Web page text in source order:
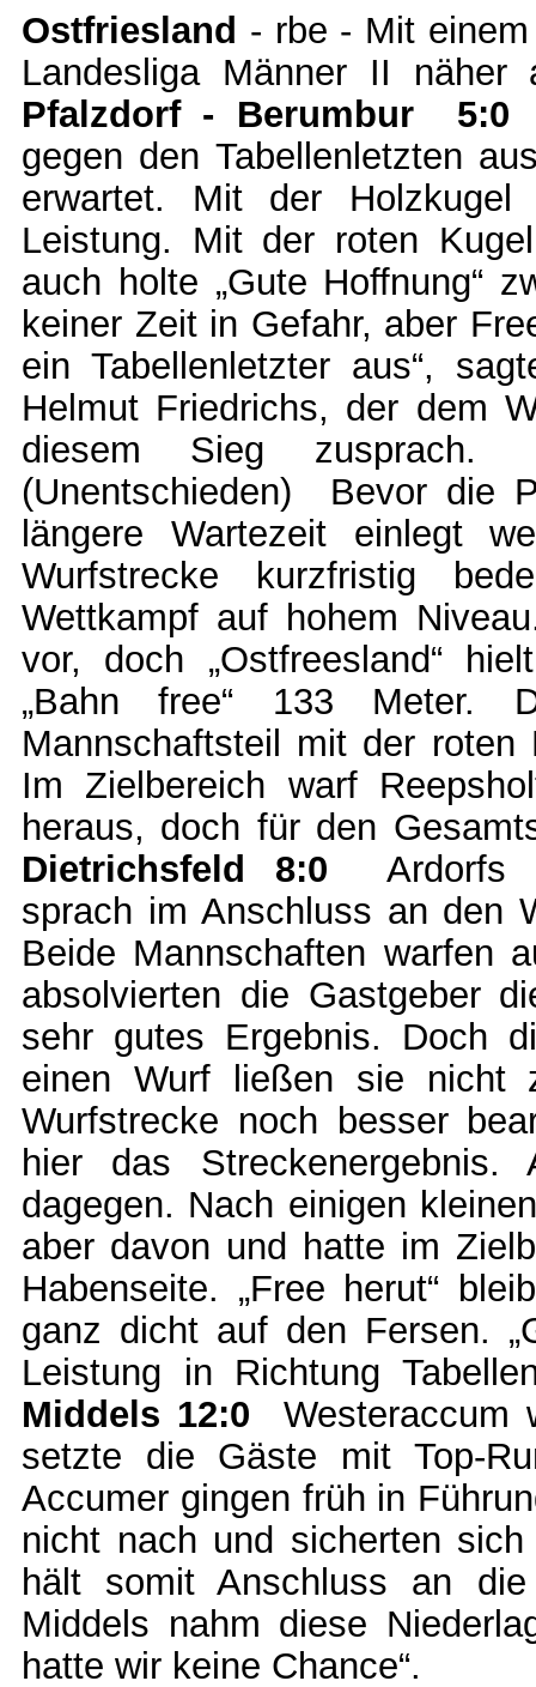
Ostfriesland - rbe - Mit
Landesliga Männer II näher
Pfalzdorf - Berumbur 5:0
gegen den Tabellenletzten
erwartet. Mit der
Leistung. Mit der roten
auch holte „Gute Hoffnung“
keiner Zeit in Gefahr, aber
ein Tabellenletzter aus“,
Helmut Friedrichs, der dem
diesem Sieg
(Unentschieden) Bevor die
längere Wartezeit einlegt
Wurfstrecke kurzfristig
Wettkampf auf hohem
vor, doch „Ostfreesland“
„Bahn free“ 133 Meter.
Mannschaftsteil mit der
Im Zielbereich warf
heraus, doch für den
Dietrichsfeld 8:0 Ardorfs
sprach im Anschluss an den
Beide Mannschaften warfen
absolvierten die Gastgeber
sehr gutes Ergebnis. Doch
einen Wurf ließen sie nicht
Wurfstrecke noch besser
hier das
dagegen. Nach einigen
aber davon und hatte im
Habenseite. „Free herut“
ganz dicht auf den Fersen.
Leistung in Richtung
Middels 12:0 Westeraccum
setzte die Gäste mit Top-
Accumer gingen früh in
nicht nach und sicherten
hält somit Anschluss an
Middels nahm diese
hatte wir keine Chance“.